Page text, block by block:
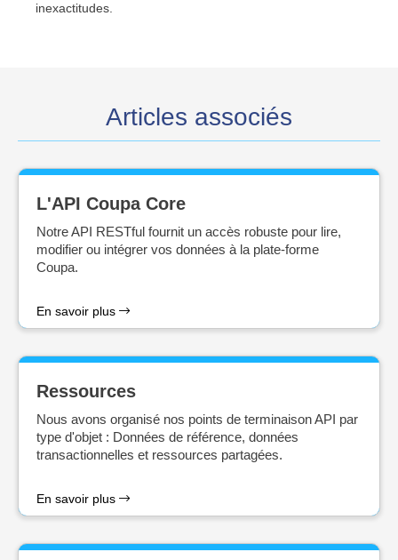
inexactitudes.
Articles associés
L'API Coupa Core
Notre API RESTful fournit un accès robuste pour lire,
modifier ou intégrer vos données à la plate-forme
Coupa.
En savoir plus
Ressources
Nous avons organisé nos points de terminaison API par
type d'objet : Données de référence, données
transactionnelles et ressources partagées.
En savoir plus